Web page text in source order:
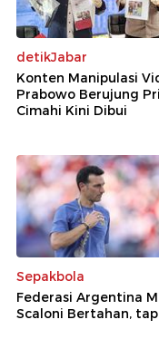
detikJabar
Konten Manipulasi
Prabowo Berujung
Cimahi Kini Dibui
Sepakbola
Federasi Argentina
Scaloni Bertahan,